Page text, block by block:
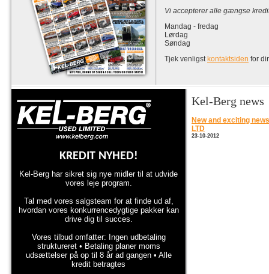
Vi accepterer alle gængse
Mandag - fredag
Lørdag
Søndag
Tjek venligst kontaktsiden for
KREDIT NYHED!
Kel-Berg har sikret sig nye midler til at udvide
vores leje program.
Tal med vores salgsteam for at finde ud af,
hvordan vores konkurrencedygtige pakker kan
drive dig til succes.
Vores tilbud omfatter: Ingen udbetaling
struktureret • Betaling planer moms
udsættelser på op til 8 år ad gangen • Alle
kredit betragtes
Kel-Berg news
New and exciting
LTD
23-10-2012